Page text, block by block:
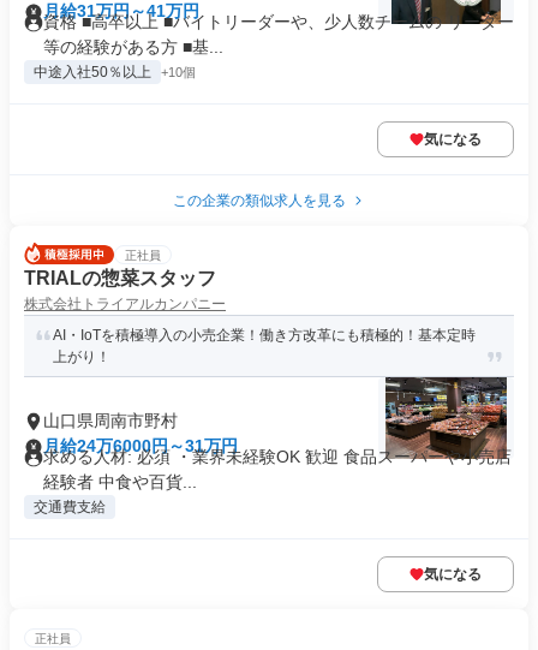
月給31万円～41万円
資格 ■高卒以上 ■バイトリーダーや、少人数チームの リーダー
等の経験がある方 ■基...
中途入社50％以上 +10個
気になる
この企業の類似求人を見る
正社員
TRIALの惣菜スタッフ
株式会社トライアルカンパニー
AI・IoTを積極導入の小売企業！働き方改革にも積極的！基本定時
上がり！
山口県周南市野村
月給24万6000円～31万円
求める人材: 必須 ・業界未経験OK 歓迎 食品スーパーや小売店
経験者 中食や百貨...
交通費支給
気になる
正社員